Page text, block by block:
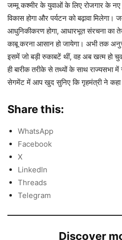
जम्मू कश्मीर के युवाओं के लिए रोजगार के नए
विकास होगा और पर्यटन को बढ़ावा मिलेगा।
आधुनिकीकरण होगा, आधारभूत संरचना का
काबू करना आसान हो जायेगा। अभी तक
इसमें जो बड़ी रुकाबटें थीं, वह अब खत्म हो
ही बारीक तरीके से तथ्यों के साथ
सेगमेंट में आप खुद सुनिए कि गृहमंत्री ने कहा
Share this:
WhatsApp
Facebook
X
LinkedIn
Threads
Telegram
Discover